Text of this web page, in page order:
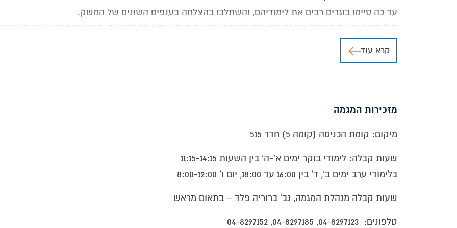
עד כה סיימו בוגרים רבים את לימודיהם, והשתלבו בהצלחה בענפים השונים של המשק.
סגל ההוראה של המגמה מורכב ממרכזת המגמה ומרצים בעלי ניסיון רב בהוראה, המקיימים קשר עם
המגמה להנדסת תוכנה מאושרת על ידי המכון הממשלתי להכשרה בטכנולוגיה ובמדע (מה”ט)
חקר ימים, מוסדות ומרכזים רפואיים ועוד
בתי תוכנה עסקיים, מדעיים וכותבי לומדות, אשר מספקים שירותי תוכנה לכל ענפי המשק בארץ ובחו”ל
משרדי עורכי דין, בתי עסק גדולים, ניהול חשבונות, ניהול חברות, בתי ספר ועוד
תחומי הוראה.
במגזר הפרטי -עובדים עצמאיים העוסקים בכתיבת תוכנות לפי הזמנה ובמיוחד פיתוח אתרי אינטרנט ו/
קרא עוד
מזכירות המגמה
מיקום: קומת הכניסה (קומה 5) חדר 515
שעות קבלה: לימודי בוקר ימים א'-ה' בין השעות 11:15-14:15
בלימודי ערב ימים ב', ד' בין 16:00 עד 18:00, יום ו' 8:00-12:00
שעות קבלה מנהלת המגמה, גב' ברוריה פלד – בתאום מראש
טלפונים: 04-8297123, 04-8297185, 04-8297152